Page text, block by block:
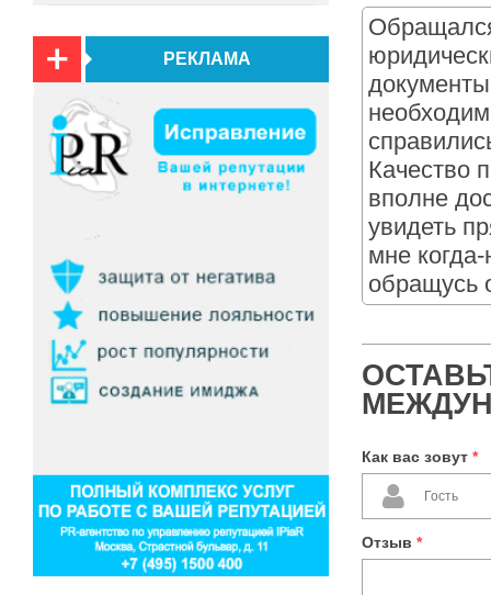
Качество
вполне
увидеть
мне
обращусь
Как вас зовут *
Отзыв *
РЕКЛАМА